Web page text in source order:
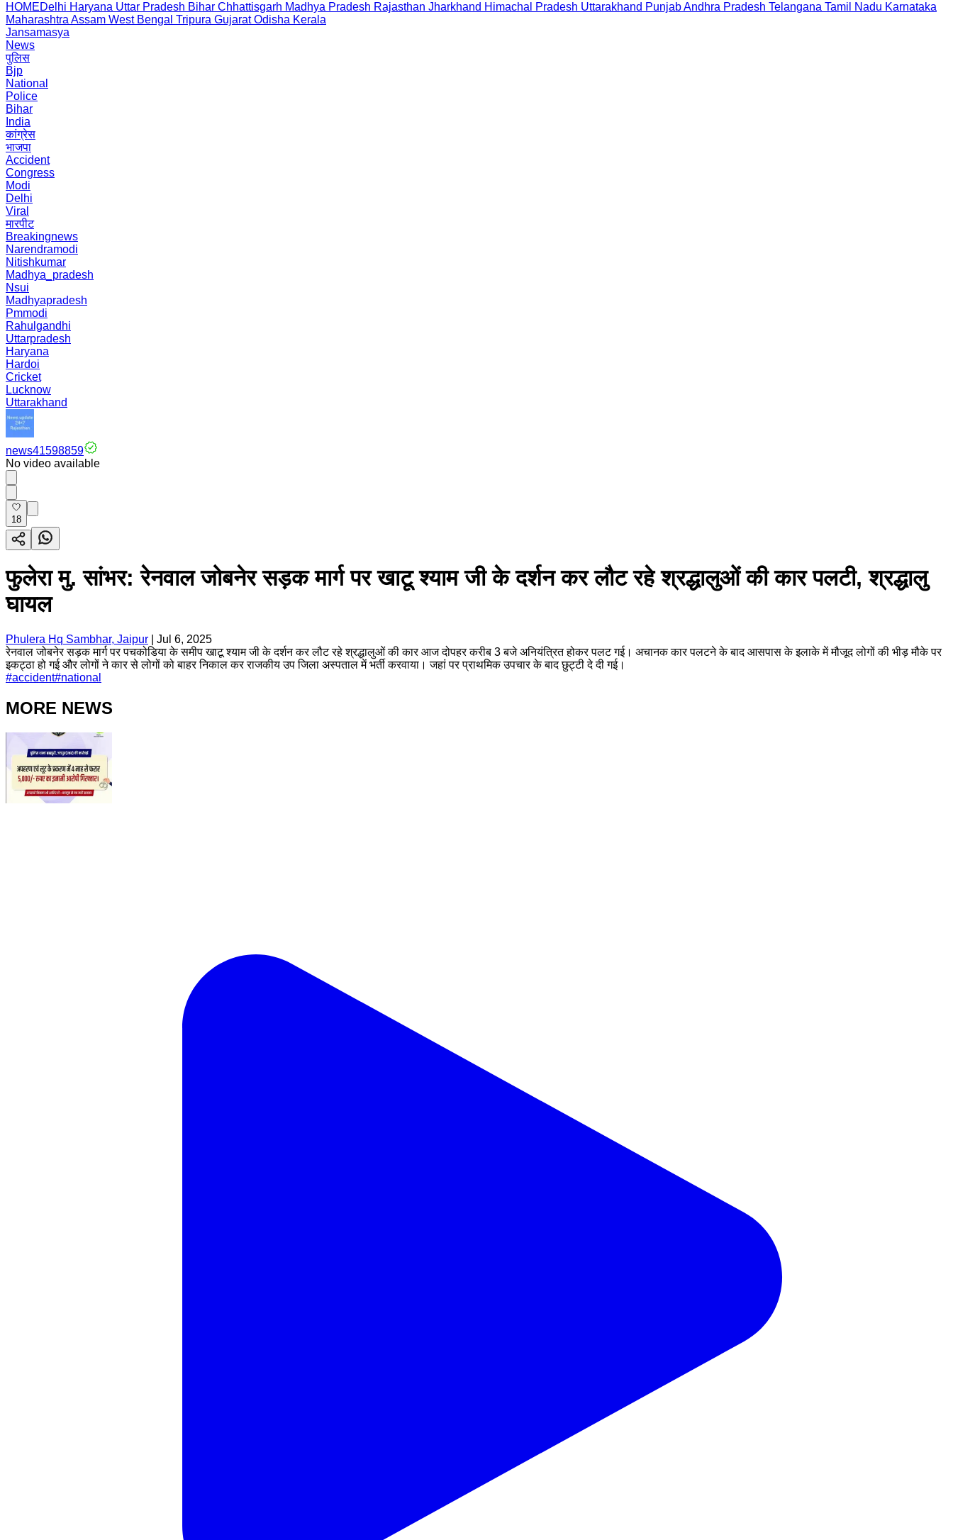
HOMEDelhi Haryana Uttar Pradesh Bihar Chhattisgarh Madhya Pradesh Rajasthan Jharkhand Himachal Pradesh Uttarakhand PunjabAndhra Pradesh Telangana Tamil Nadu Karnataka
Maharashtra Assam West Bengal Tripura Gujarat Odisha Kerala
Jansamasya
News
पुलिस
Bjp
National
Police
Bihar
India
कांग्रेस
भाजपा
Accident
Congress
Modi
Delhi
Viral
मारपीट
Breakingnews
Narendramodi
Nitishkumar
Madhya_pradesh
Nsui
Madhyapradesh
Pmmodi
Rahulgandhi
Uttarpradesh
Haryana
Hardoi
Cricket
Lucknow
Uttarakhand
news41598859
No video available
18
फुलेरा मु. सांभर: रेनवाल जोबनेर सड़क मार्ग पर खाटू श्याम जी के दर्शन कर लौट रहे श्रद्धालुओं की कार पलटी, श्रद्धालु
घायल
Phulera Hq Sambhar, Jaipur
Jul 6, 2025
रेनवाल जोबनेर सड़क मार्ग पर पचकोडिया के समीप खाटू श्याम जी के दर्शन कर लौट रहे श्रद्धालुओं की कार आज दोपहर करीब 3 बजे अनियंत्रित होकर पलट गई। अचानक कार पलटने के बाद आसपास के इलाके में मौजूद लोगों की भीड़ मौके पर
इकट्ठा हो गई और लोगों ने कार से लोगों को बाहर निकाल कर राजकीय उप जिला अस्पताल में भर्ती करवाया। जहां पर प्राथमिक उपचार के बाद छुट्टी दे दी गई।
#accident#national
MORE NEWS